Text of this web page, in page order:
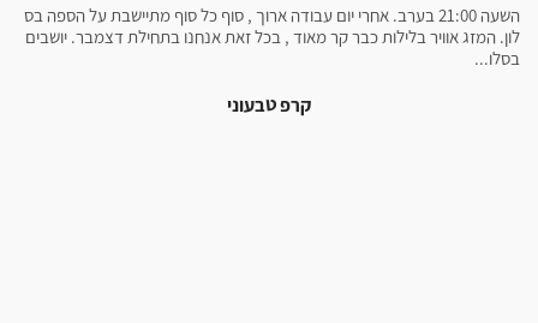
השעה 21:00 בערב. אחרי יום עבודה ארוך , סוף כל סוף מתיישבת על הספה בס
לון. המזג אוויר בלילות כבר קר מאוד , בכל זאת אנחנו בתחילת דצמבר. יושבים
בסלו...
קרפ טבעוני